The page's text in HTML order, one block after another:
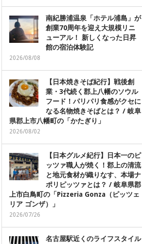
南紀勝浦温泉「ホテル浦島」が
創業70周年を迎え大規模リニ
ューアル！ 新しくなった日昇
館の宿泊体験記
2026/08/08
【日本焼きそば紀行】戦後創
業・3代続く郡上八幡のソウル
フード！パリパリ食感がクセに
なる名物焼きそばとは？ / 岐阜
県郡上市八幡町の「かたぎり」
2026/08/02
【日本グルメ紀行】日本一のピ
ッツァ職人が焼く！郡上の清流
と地元食材が織りなす、本場ナ
ポリピッツァとは？ / 岐阜県郡
上市白鳥町の「Pizzeria Gonza（ピッツェ
リア ゴンザ）」
2026/07/26
名古屋駅近くのライフスタイル